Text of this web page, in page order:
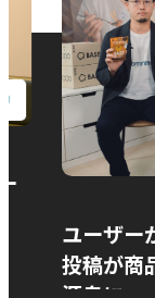
ユーザー
投稿が商